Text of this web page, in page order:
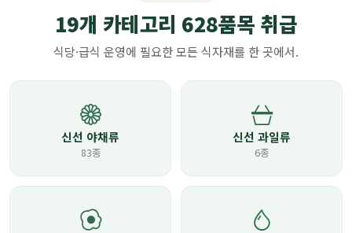
19개 카테고리 628품목 취급
식당·급식 운영에 필요한 모든 식자재를 한 곳에서.
신선 야채류
83종
신선 과일류
6종